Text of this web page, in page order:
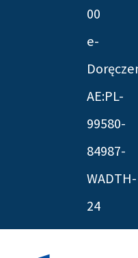
00
e-
AE:PL-
99580-
84987-
WADTH-
24